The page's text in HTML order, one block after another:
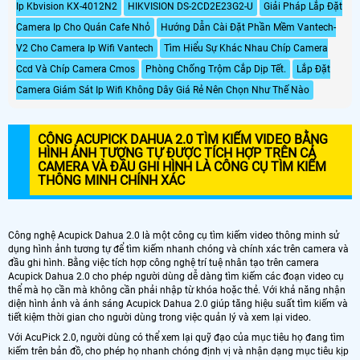
Ip Kbvision KX-4012N2 HIKVISION DS-2CD2E23G2-U
Giải Pháp Lắp Đặt
Camera Ip Cho Quán Cafe Nhỏ
Hướng Dẫn Cài Đặt Phần Mềm Vantech-
V2 Cho Camera Ip Wifi Vantech
Tìm Hiểu Sự Khác Nhau Chíp Camera
Ccd Và Chíp Camera Cmos
Phòng Chống Trộm Cắp Dịp Tết.
Lắp Đặt
Camera Giám Sát Ip Wifi Không Dây Giá Rẻ Nên Chọn Như Thế Nào
CÔNG ACUPICK DAHUA 2.0 TÌM KIẾM VIDEO BẰNG
HÌNH ẢNH TƯƠNG TỰ ĐƯỢC TÍCH HỢP TRÊN CẢ
CAMERA VÀ ĐẦU GHI HÌNH LÀ CÔNG CỤ TÌM KIẾM
THÔNG MINH CHÍNH XÁC
Công nghệ Acupick Dahua 2.0 là một công cụ tìm kiếm video thông minh sử
dụng hình ảnh tương tự để tìm kiếm nhanh chóng và chính xác trên camera và
đầu ghi hình. Bằng việc tích hợp công nghệ trí tuệ nhân tạo trên camera
Acupick Dahua 2.0 cho phép người dùng dễ dàng tìm kiếm các đoạn video cụ
thể mà họ cần mà không cần phải nhập từ khóa hoặc thẻ. Với khả năng nhận
diện hình ảnh và ánh sáng Acupick Dahua 2.0 giúp tăng hiệu suất tìm kiếm và
tiết kiệm thời gian cho người dùng trong việc quản lý và xem lại video.
Với AcuPick 2.0, người dùng có thể xem lại quỹ đạo của mục tiêu họ đang tìm
kiếm trên bản đồ, cho phép họ nhanh chóng định vị và nhận dạng mục tiêu kịp